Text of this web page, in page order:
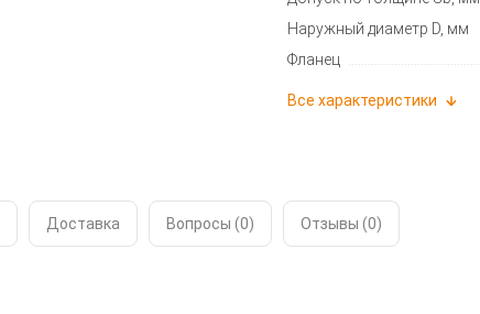
Наружный диаметр D, мм
Фланец
Все характеристики
Доставка Вопросы (0) Отзывы (0)